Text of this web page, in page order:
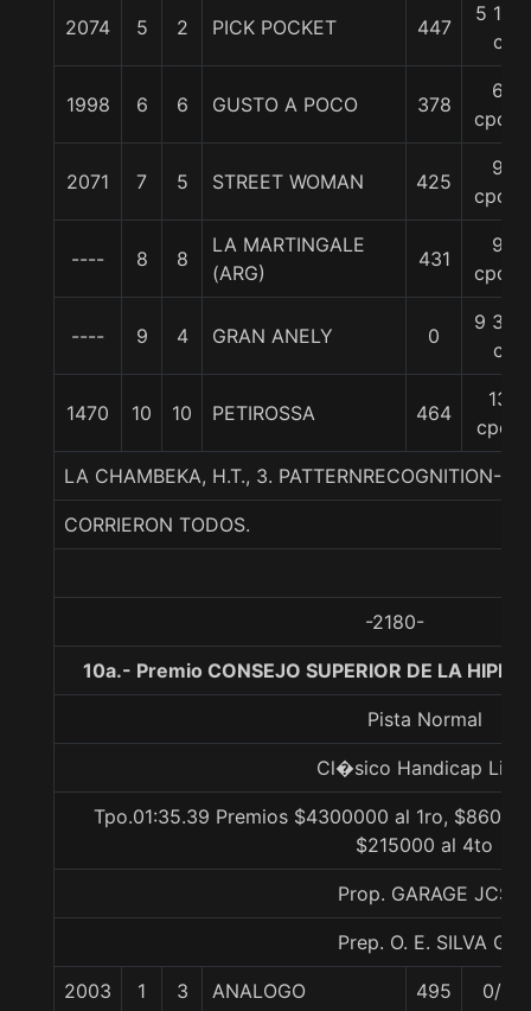
2074 5 2 PICK POCKET 447
5 1/2
c
1998 6 6 GUSTO A POCO 378
6
cpos.
2071 7 5 STREET WOMAN 425
9
cpos.
---- 8 8
LA MARTINGALE
(ARG)
431
9
cpos.
---- 9 4 GRAN ANELY 0
9 3/4
c
1470 10 10 PETIROSSA 464
13
cpos
LA CHAMBEKA, H.T., 3. PATTERNRECOGNITION-
CORRIERON TODOS.
-2180-
10a.- Premio CONSEJO SUPERIOR DE LA
Pista Normal
Cl�sico Handicap
Tpo.01:35.39 Premios $4300000 al 1ro,
$215000 al 4to
Prop. GARAGE JCS
Prep. O. E. SILVA G.
2003 1 3 ANALOGO 495 0/0